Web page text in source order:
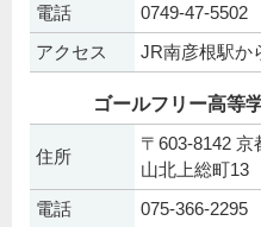
電話
0749-47-5502
アクセス
JR南彦根駅か
ゴールフリー高等
住所
〒603-8142
山北上総町13
電話
075-366-2295